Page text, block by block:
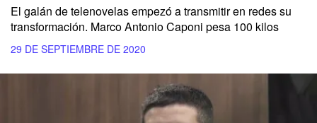
El galán de telenovelas empezó a transmitir en redes su
transformación. Marco Antonio Caponi pesa 100 kilos
29 DE SEPTIEMBRE DE 2020